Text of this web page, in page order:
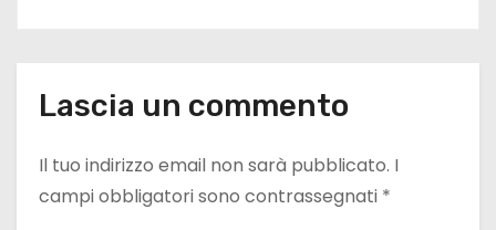
Lascia un commento
Il tuo indirizzo email non sarà pubblicato. I
campi obbligatori sono contrassegnati *